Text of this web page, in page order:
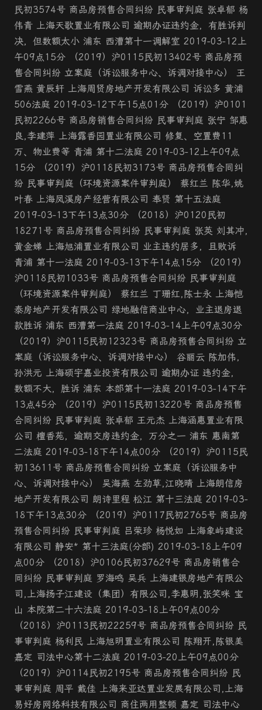
民初3574号 商品房预售合同纠纷 民事审判庭 张卓郁 杨
伟青 上海天歌置业有限公司 逾期办证违约金，有胜诉判
决，但数额太小 浦东 西漕第十一调解室 2019-03-12上
午09点15分 （2019）沪0115民初13402号 商品房预
售合同纠纷 立案庭（诉讼服务中心、诉调对接中心） 王
雪燕 黄辰轩 上海周贤房地产开发有限公司 诉讼多 黄浦
506法庭 2019-03-12下午15点01分 （2019）沪0101
民初2266号 商品房销售合同纠纷 民事审判庭 张宁 邹惠
良,李建萍 上海露香园置业有限公司 修复、空置费11
万、物业费等 青浦 第十二法庭 2019-03-12上午09点
15分 （2019）沪0118民初3173号 商品房预售合同纠
纷 民事审判庭（环境资源案件审判庭） 蔡红兰 陈华,姚
叶春 上海凤溪房产经营有限公司 奉贤 第十五法庭
2019-03-13下午13点30分 （2018）沪0120民初
18271号 商品房预售合同纠纷 民事审判庭 张英 刘其冲,
黄金娣 上海旭浦置业有限公司 业主违约居多，且败诉
青浦 第十一法庭 2019-03-13下午14点15分 （2019）
沪0118民初1033号 商品房预售合同纠纷 民事审判庭
（环境资源案件审判庭） 蔡红兰 丁珊红,陈士永 上海恺
泰房地产开发有限公司 绿地融信商业中心，业主退房退
款胜诉 浦东 西漕第一法庭 2019-03-14上午09点30分
（2019）沪0115民初12323号 商品房预售合同纠纷 立
案庭（诉讼服务中心、诉调对接中心） 谷丽云 陈加伟,
孙洪元 上海硕宇嘉业投资有限公司 逾期办证 违约金，
数额不大，胜诉 浦东 本部第十一法庭 2019-03-14下午
13点45分 （2019）沪0115民初13220号 商品房预售
合同纠纷 民事审判庭 张卓郁 王元杰 上海涵惠置业有限
公司 檀香苑，逾期交房违约金，万分之一 浦东 惠南第
二法庭 2019-03-18下午14点00分 （2019）沪0115民
初13611号 商品房预售合同纠纷 立案庭（诉讼服务中
心、诉调对接中心） 吴海燕 左劲草,江晓晴 上海朗信房
地产开发有限公司 朗诗里程 松江 第十三法庭 2019-03-
18下午13点30分 （2019）沪0117民初2765号 商品房
预售合同纠纷 民事审判庭 吕荣珍 杨悦如 上海象屿建设
有限公司 静安* 第十三法庭(分部) 2019-03-18上午09
点00分 （2018）沪0106民初37629号 商品房销售合
同纠纷 民事审判庭 罗海鸣 吴兵 上海建银房地产有限公
司,上海扬子江建设（集团）有限公司,李惠明,张笑咪 宝
山 本院第二十六法庭 2019-03-18上午09点00分
（2018）沪0113民初22259号 商品房预售合同纠纷 民
事审判庭 杨利民 上海旭明置业有限公司 陈翔开,陈银美
嘉定 司法中心第十二法庭 2019-03-20上午09点00分
（2019）沪0114民初2195号 商品房预售合同纠纷 民
事审判庭 周平 戴佳 上海来亚达置业发展有限公司,上海
易好房网络科技有限公司 商住两用整顿 嘉定 司法中心